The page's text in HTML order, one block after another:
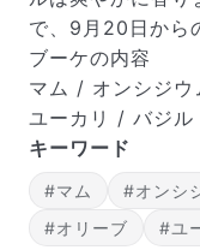
で、9月20日から
ブーケの内容
マム / オンシジ
ユーカリ / バジ
キーワード
#マム #オンシ
#オリーブ
#ユ